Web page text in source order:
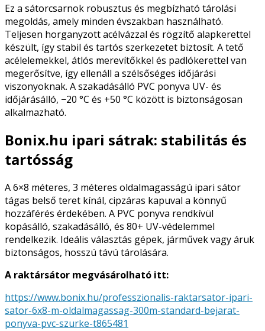
Ez a sátorcsarnok robusztus és megbízható tárolási
megoldás, amely minden évszakban használható.
Teljesen horganyzott acélvázzal és rögzítő alapkerettel
készült, így stabil és tartós szerkezetet biztosít. A tető
acélelemekkel, átlós merevítőkkel és padlókerettel van
megerősítve, így ellenáll a szélsőséges időjárási
viszonyoknak. A szakadásálló PVC ponyva UV- és
időjárásálló, −20 °C és +50 °C között is biztonságosan
alkalmazható.
Bonix.hu ipari sátrak: stabilitás és
tartósság
A 6×8 méteres, 3 méteres oldalmagasságú ipari sátor
tágas belső teret kínál, cipzáras kapuval a könnyű
hozzáférés érdekében. A PVC ponyva rendkívül
kopásálló, szakadásálló, és 80+ UV-védelemmel
rendelkezik. Ideális választás gépek, járművek vagy áruk
biztonságos, hosszú távú tárolására.
A raktársátor megvásárolható itt:
https://www.bonix.hu/professzionalis-raktarsator-ipari-
sator-6x8-m-oldalmagassag-300m-standard-bejarat-
ponyva-pvc-szurke-t865481